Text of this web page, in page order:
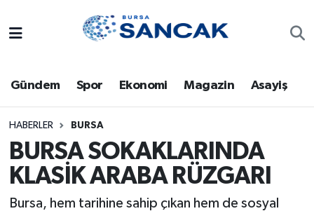
Gündem Spor Ekonomi Magazin Asayiş
HABERLER BURSA
BURSA SOKAKLARINDA
KLASİK ARABA RÜZGARI
Bursa, hem tarihine sahip çıkan hem de sosyal
Bursa
Dünya
Eğitim
Ekonomi
Trafik Durumu
Süper Lig Puan Durumu ve Fikstür
Tüm Manşetler
Son Dakika Haberleri